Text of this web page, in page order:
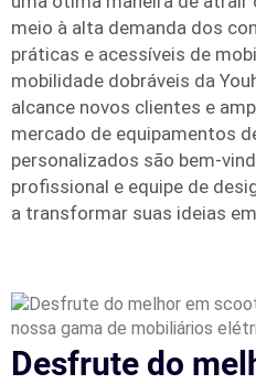
meio à alta demanda dos
práticas e acessíveis de
mobilidade dobráveis da
alcance novos clientes e
mercado de equipamentos
personalizados são bem-
profissional e equipe de
a transformar suas ideias
Desfrute do